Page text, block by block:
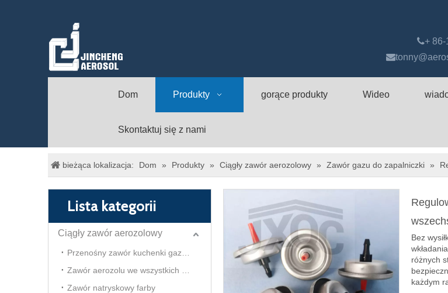
+

Dom Produkty gorące produkty Wideo
Skontaktuj się z nami
bieżąca lokalizacja: Dom » Produkty » Ciągły zawór aerozolowy » Zawór gazu do zapalniczki »
Lista kategorii
Ciągły zawór aerozolowy
Zawór natryskowy farby
Bez
różnych
każdym